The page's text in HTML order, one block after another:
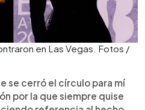
en Las Vegas. Fotos /
se cerró el círculo para mí
por la que siempre quise